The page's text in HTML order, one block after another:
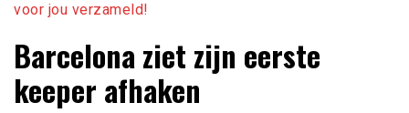
voor jou verzameld!
Barcelona ziet zijn eerste
keeper afhaken